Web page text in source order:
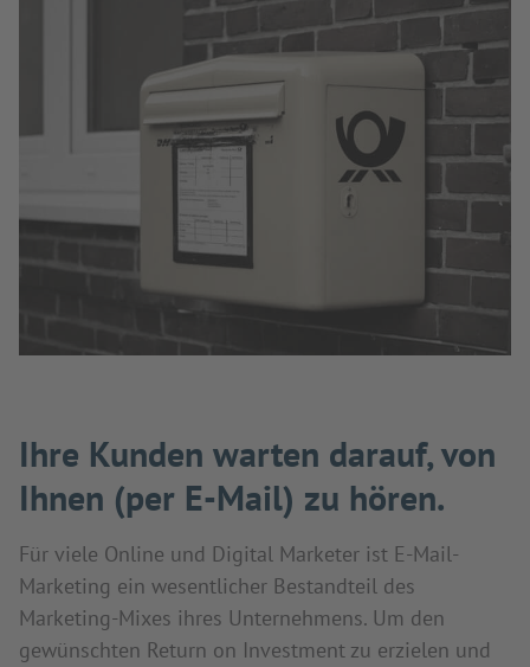
Ihre Kunden warten darauf, von
Ihnen (per E-Mail) zu hören.
Für viele Online und Digital Marketer ist E-Mail-
Marketing ein wesentlicher Bestandteil des
Marketing-Mixes ihres Unternehmens. Um den
gewünschten Return on Investment zu erzielen und